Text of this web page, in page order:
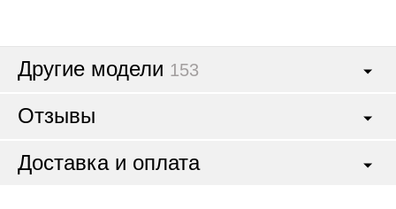
Другие модели 153
Отзывы
Доставка и оплата